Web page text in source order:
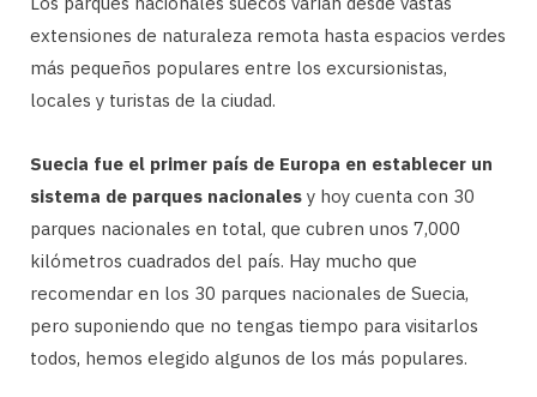
extensiones de naturaleza remota hasta espacios verdes
más pequeños populares entre los excursionistas,
locales y turistas de la ciudad.
Suecia fue el primer país de Europa en establecer un
sistema de parques nacionales y hoy cuenta con 30
parques nacionales en total, que cubren unos 7,000
kilómetros cuadrados del país. Hay mucho que
recomendar en los 30 parques nacionales de Suecia,
pero suponiendo que no tengas tiempo para visitarlos
todos, hemos elegido algunos de los más populares.